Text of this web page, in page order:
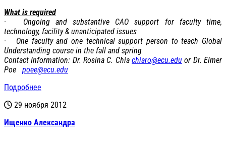
What is required
· Ongoing and substantive CAO support for faculty time,
technology, facility & unanticipated issues
· One faculty and one technical support person to teach Global
Understanding course in the fall and spring
Contact Information: Dr. Rosina C. Chia chiaro@ecu.edu or Dr. Elmer
Poe poee@ecu.edu
Подробнее
29 ноября 2012
Ищенко Александра